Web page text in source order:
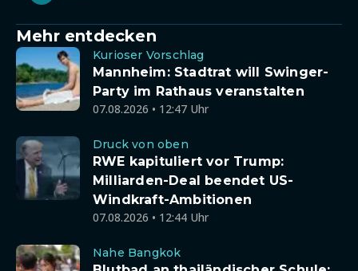
Mehr entdecken
Kurioser Vorschlag
Mannheim: Stadtrat will Swinger-
Party im Rathaus veranstalten
07.08.2026 • 12:47 Uhr
Druck von oben
RWE kapituliert vor Trump:
Milliarden-Deal beendet US-
Windkraft-Ambitionen
07.08.2026 • 12:44 Uhr
Nahe Bangkok